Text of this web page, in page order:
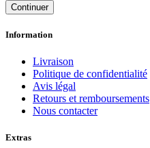
Continuer
Information
Livraison
Politique de confidentialité
Avis légal
Retours et remboursements
Nous contacter
Extras